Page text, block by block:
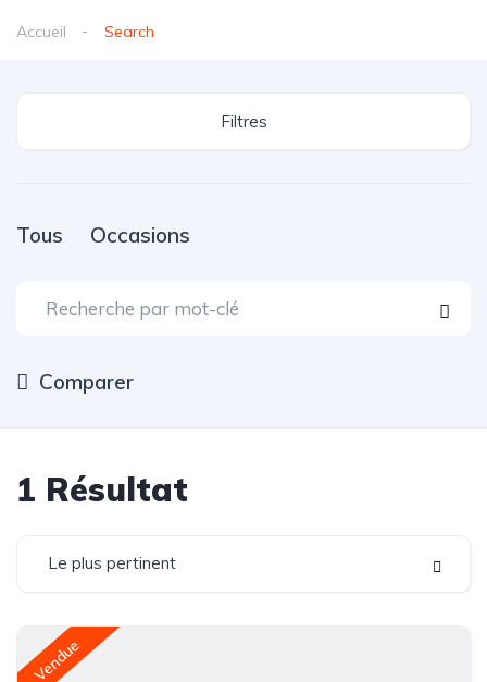
Accueil Search
Filtres
Tous Occasions
Comparer
1 Résultat
Le plus pertinent
Vendue